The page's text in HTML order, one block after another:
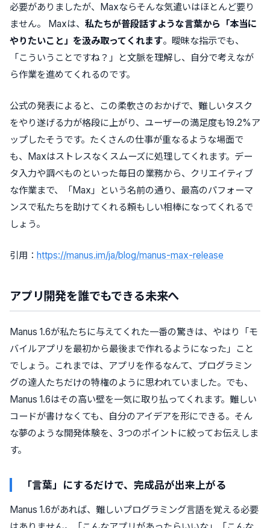
必要がありましたが、Maxならそんな気遣いはほとんど要り
ません。 Maxは、 私たちが普段話すような言葉から「本当に
やりたいこと」を汲み取ってくれます。曖昧な指示でも、
「こういうことですね？」と文脈を理解し、自分で考えなが
ら作業を進めてくれるのです。
公式の発表によると、この柔軟さのおかげで、難しいタスク
をやり遂げる力が格段に上がり、ユーザーの満足度も19.2%ア
ップしたそうです。たくさんの仕事が重なるような場面で
も、Maxはストレスなくスムーズに処理してくれます。デー
タ入力や調べものといった毎日の業務から、クリエイティブ
な作業まで、「Max」という名前の通り、最高のパフォーマ
ンスで私たちを助けてくれる頼もしい相棒になってくれるで
しょう。
引用： https://manus.im/ja/blog/manus-max-release
アプリ開発を誰でもできる未来へ
Manus 1.6が私たちに与えてくれた一番の驚きは、やはり「モ
バイルアプリを最初から最後まで作れるようになった」こと
でしょう。これまでは、アプリを作るなんて、プログラミン
グの達人たちだけの特権のように思われていました。でも、
Manus 1.6はその高い壁を一気に取り払ってくれます。難しい
コードが書けなくても、自分のアイデアを形にできる。そん
な夢のような開発体験を、3つのポイントに絞ってお伝えしま
す。
「言葉」にするだけで、完成品が出来上がる
Manus 1.6があれば、難しいプログラミング言語を覚える必要